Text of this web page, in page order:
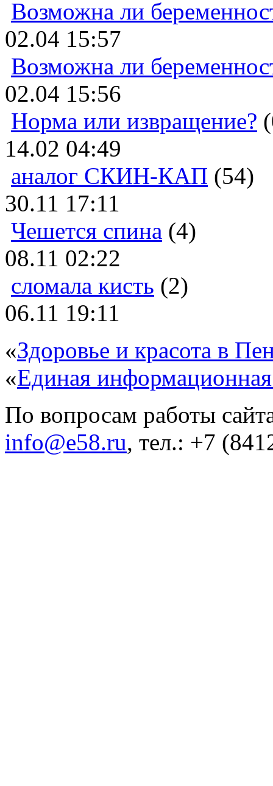
Возможна ли
02.04 15:57
Возможна ли
02.04 15:56
Норма или извращение?
14.02 04:49
аналог СКИН-КАП (54)
30.11 17:11
Чешется спина (4)
08.11 02:22
сломала кисть (2)
06.11 19:11
«Здоровье и красота в
«Единая
По вопросам работы
info@e58.ru, тел.: +7